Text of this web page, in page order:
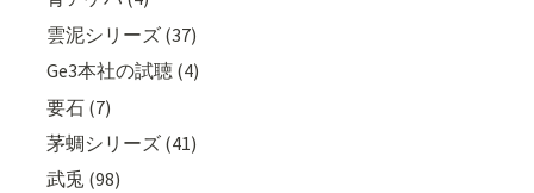
雲泥シリーズ (37)
Ge3本社の試聴 (4)
要石 (7)
茅蜩シリーズ (41)
武兎 (98)